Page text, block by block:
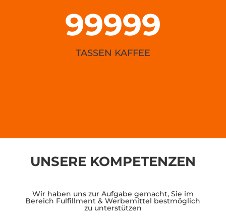
99999
TASSEN KAFFEE
UNSERE KOMPETENZEN
Wir haben uns zur Aufgabe gemacht, Sie im
Bereich Fulfillment & Werbemittel bestmöglich
zu unterstützen